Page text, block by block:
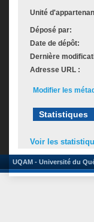
Unité
Déposé par:
Date de dépôt:
Dernière
Adresse URL :
Modifier les
Statistiques
Voir les
UQAM - Université du